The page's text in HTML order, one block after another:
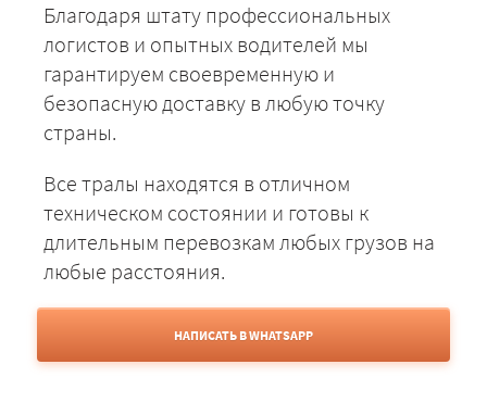
Благодаря штату профессиональных
логистов и опытных водителей мы
гарантируем своевременную и
безопасную доставку в любую точку
страны.
Все тралы находятся в отличном
техническом состоянии и готовы к
длительным перевозкам любых грузов на
любые расстояния.
НАПИСАТЬ В WHATSAPP